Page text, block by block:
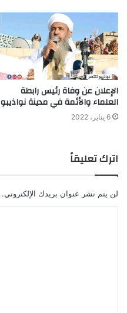
الإعلان عن وفاة رئيس رابطة
العلماء والأئمة في مدينة نواذيبو
6 يناير، 2022
اترك تعليقاً
لن يتم نشر عنوان بريدك الإلكتروني.